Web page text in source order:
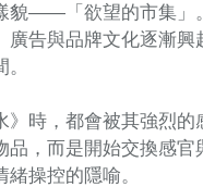
貌——「欲望的市集」
告與品牌文化逐漸興
時，都會被其強烈的
品，而是開始交換感
操控的隱喻。